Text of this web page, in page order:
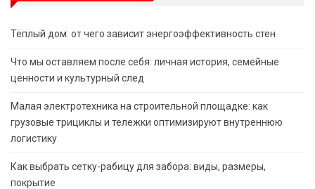
Тёплый дом: от чего зависит энергоэффективность стен
Что мы оставляем после себя: личная история, семейные
ценности и культурный след
Малая электротехника на строительной площадке: как
грузовые трициклы и тележки оптимизируют внутреннюю
логистику
Как выбрать сетку-рабицу для забора: виды, размеры,
покрытие